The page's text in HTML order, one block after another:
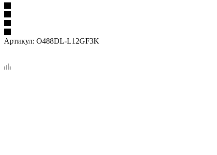
Артикул: O488DL-L12GF3K